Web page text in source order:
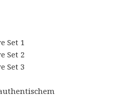
Set 1
Set 2
Set 3